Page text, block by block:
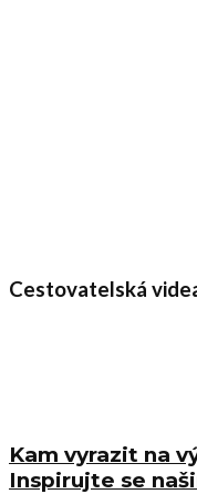
Cestovatelská
Kam vyrazit na
Inspirujte se